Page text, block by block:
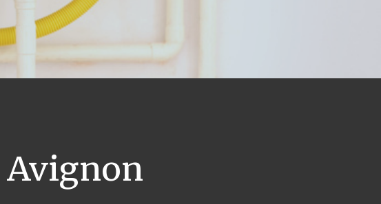
Avignon